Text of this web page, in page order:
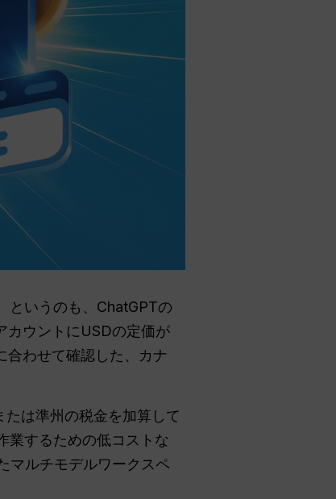
というのも、ChatGPTの
カウントにUSDの定価が
合わせて確認した、カナ
は準州の税金を加算して
業するための低コストな
マルチモデルワークスペ